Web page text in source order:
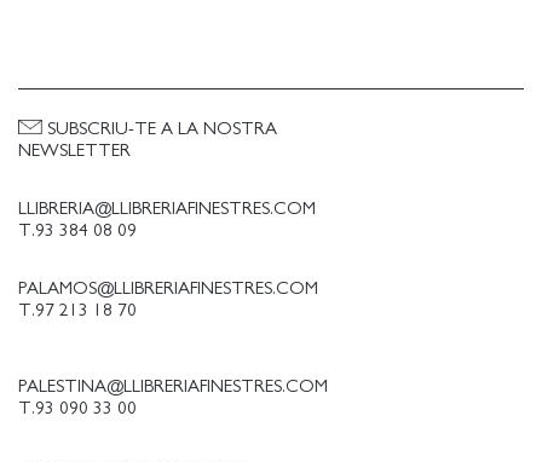
LLIBRERIA@LLIBRERIAFINESTRES.COM
T.93 384 08 09
PALAMOS@LLIBRERIAFINESTRES.COM
T.97 213 18 70
PALESTINA@LLIBRERIAFINESTRES.COM
T.93 090 33 00
SUBSCRIU-TE A LA NOSTRA
NEWSLETTER